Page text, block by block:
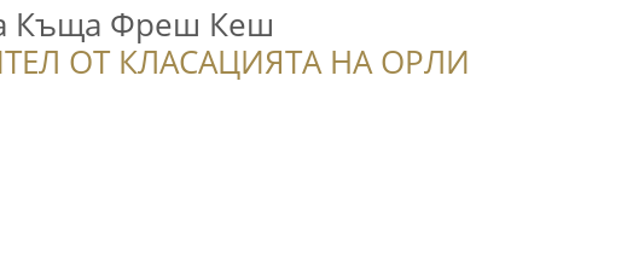
Къща Фреш Кеш
ОТ КЛАСАЦИЯТА НА ОРЛИ